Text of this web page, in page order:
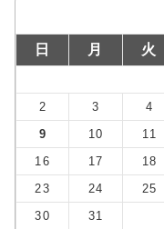
日 月 火
2
3 4
9
10 11
16
17 18
23
24 25
30
31